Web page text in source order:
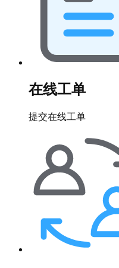
在线工单
提交在线工单